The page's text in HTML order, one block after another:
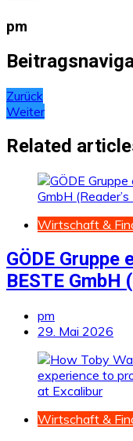
pm
Zurück
Weiter
Related
Wirtschaft &
GÖDE Gruppe
BESTE GmbH
pm
29. Mai 2026
Wirtschaft &